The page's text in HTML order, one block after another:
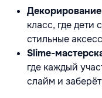
класс, где дети
стильные
Slime-
где каждый
слайм и